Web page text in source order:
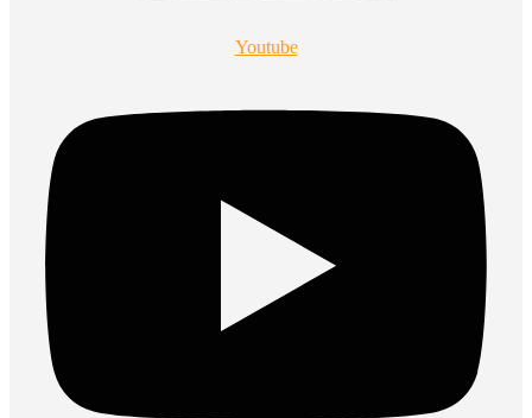
Youtube